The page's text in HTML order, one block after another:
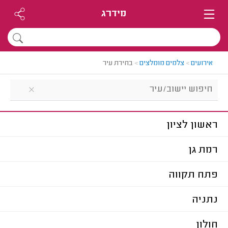
מידרג
אירועים> צלמים מומלצים> בחירת עיר
ראשון לציון
רמת גן
פתח תקווה
נתניה
חולון